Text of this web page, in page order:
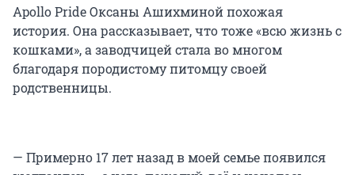
Apollo Pride Оксаны Ашихминой похожая
история. Она рассказывает, что тоже «всю жизнь с
кошками», а заводчицей стала во многом
благодаря породистому питомцу своей
родственницы.
— Примерно 17 лет назад в моей семье появился